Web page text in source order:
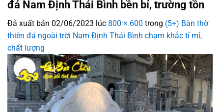
đá Nam Định Thái Bình bền bỉ, trường tồn
Đã xuất bản 02/06/2023 lúc 800 × 600 trong (5+) Bàn thờ
thiên đá ngoài trời Nam Định Thái Bình chạm khắc tỉ mỉ,
chất lượng